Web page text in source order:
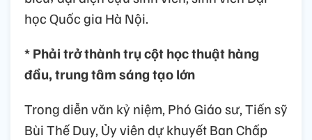
học Quốc gia Hà Nội.
* Phải trở thành trụ cột học thuật hàng
đầu, trung tâm sáng tạo lớn
Trong diễn văn kỷ niệm, Phó Giáo sư, Tiến sỹ
Bùi Thế Duy, Ủy viên dự khuyết Ban Chấp